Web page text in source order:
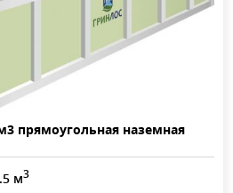
прямоугольная наземная
м3